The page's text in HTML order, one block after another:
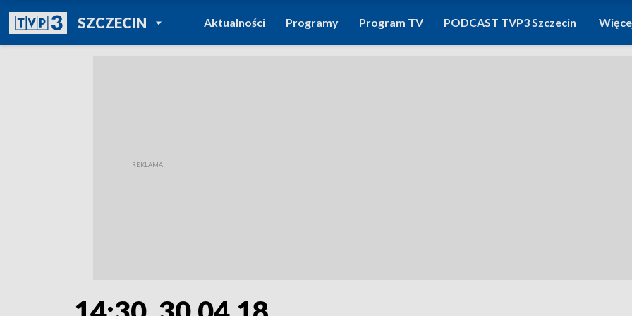
SZCZECINPOWRÓT DO
TVP REGIONY
Aktualności Programy Program TV PODCAST TVP3 Szczecin